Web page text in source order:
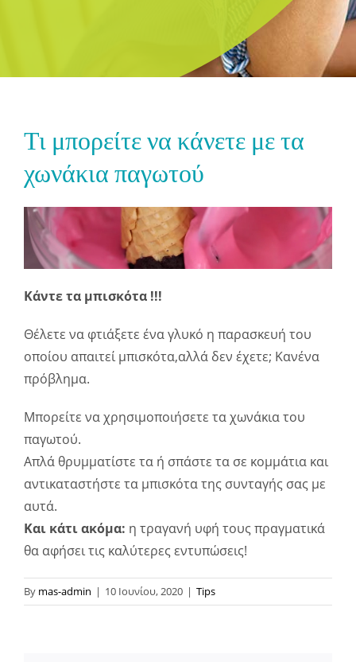
Τι μπορείτε να κάνετε με τα
χωνάκια παγωτού
Κάντε τα μπισκότα !!!
Θέλετε να φτιάξετε ένα γλυκό η παρασκευή του
οποίου απαιτεί μπισκότα,αλλά δεν έχετε; Κανένα
πρόβλημα.
Μπορείτε να χρησιμοποιήσετε τα χωνάκια του
παγωτού.
Απλά θρυμματίστε τα ή σπάστε τα σε κομμάτια και
αντικαταστήστε τα μπισκότα της συνταγής σας με
αυτά.
Και κάτι ακόμα: η τραγανή υφή τους πραγματικά
θα αφήσει τις καλύτερες εντυπώσεις!
By mas-admin | 10 Ιουνίου, 2020 | Tips